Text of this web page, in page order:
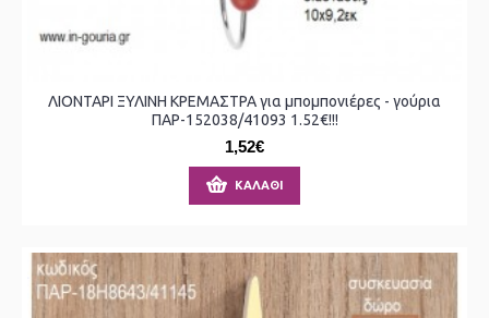
ΛΙΟΝΤΑΡΙ ΞΥΛΙΝΗ ΚΡΕΜΑΣΤΡΑ για μπομπονιέρες - γούρια
ΠΑΡ-152038/41093 1.52€!!!
1,52€
ΚΑΛΆΘΙ